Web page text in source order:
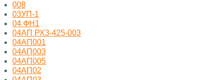
008
03УП-1
04 ФН1
04АП РХ3-425-003
04АП001
04АП003
04АП005
04АП02